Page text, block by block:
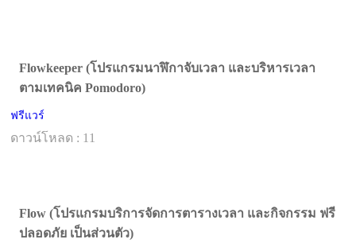
Flowkeeper (โปรแกรมนาฬิกาจับเวลา และบริหารเวลา
ตามเทคนิค Pomodoro)
ฟรีแวร์
ดาวน์โหลด : 11
Flow (โปรแกรมบริการจัดการตารางเวลา และกิจกรรม ฟรี
ปลอดภัย เป็นส่วนตัว)